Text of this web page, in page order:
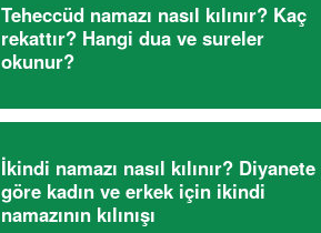
Teheccüd namazı nasıl kılınır? Kaç
rekattır? Hangi dua ve sureler
okunur?
İkindi namazı nasıl kılınır? Diyanete
göre kadın ve erkek için ikindi
namazının kılınışı